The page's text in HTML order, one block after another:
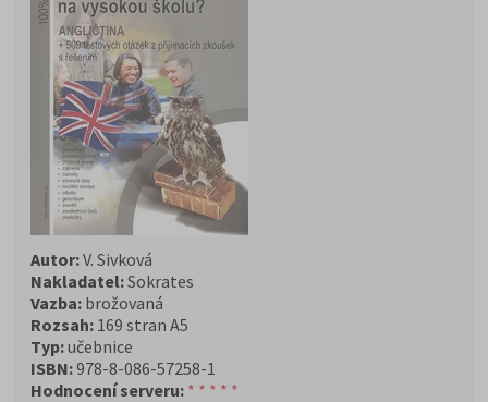
Autor:V. Sivková
Nakladatel:Sokrates
Vazba: brožovaná
Rozsah: 169 stran A5
Typ:učebnice
ISBN:978-8-086-57258-1
Hodnocení serveru: * * * * *